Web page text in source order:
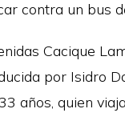
contra un bus
Cacique
por Isidro
años, quien